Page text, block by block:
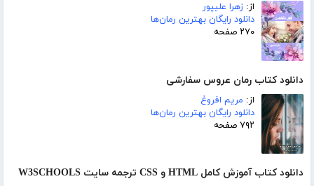
از: زهرا علیپور
دانلود رایگان بهترین رمان‌ها
۲۷۰ صفحه
دانلود کتاب رمان عروس سفارشی
از: مریم افروغ
دانلود رایگان بهترین رمان‌ها
۷۹۲ صفحه
دانلود کتاب آموزش کامل HTML و CSS ترجمه سایت W3SCHOOLS